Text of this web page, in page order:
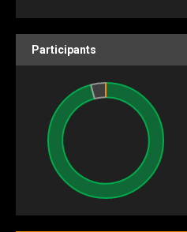
Participants